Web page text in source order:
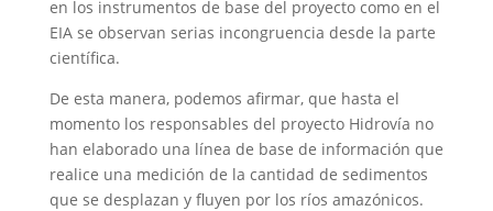
en los instrumentos de base del proyecto como en el
EIA se observan serias incongruencia desde la parte
científica.
De esta manera, podemos afirmar, que hasta el
momento los responsables del proyecto Hidrovía no
han elaborado una línea de base de información que
realice una medición de la cantidad de sedimentos
que se desplazan y fluyen por los ríos amazónicos.